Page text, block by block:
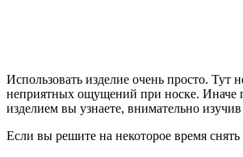
Использовать изделие очень просто. Тут
неприятных ощущений при носке. Иначе
изделием вы узнаете, внимательно
Если вы решите на некоторое время